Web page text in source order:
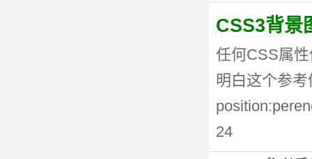
CSS3背景
任何CSS属
明白这个参
24